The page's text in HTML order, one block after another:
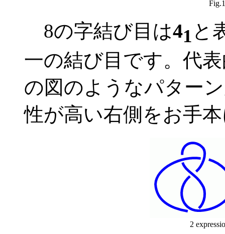
8の字結び目は41と
一の結び目です。代
の図のようなパター
性が高い右側をお手
2